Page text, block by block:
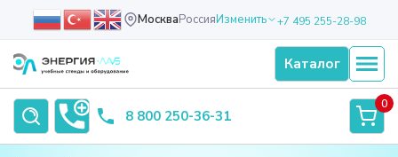
МоскваРоссияИзменить +7 495 255-28-98
Каталог
8 800 250-36-31
0